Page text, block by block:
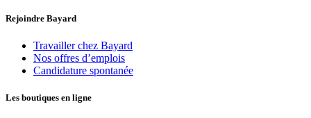
Rejoindre Bayard
Travailler chez Bayard
Nos offres d’emplois
Candidature spontanée
Les boutiques en ligne